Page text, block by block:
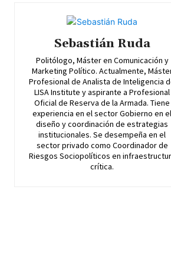
Sebastián Ruda
Politólogo, Máster en Comunicación y
Marketing Político. Actualmente,
Profesional de Analista de Inteligencia
LISA Institute y aspirante a Profesional
Oficial de Reserva de la Armada. Tiene
experiencia en el sector Gobierno en el
diseño y coordinación de estrategias
institucionales. Se desempeña en el
sector privado como Coordinador de
Riesgos Sociopolíticos en
crítica.